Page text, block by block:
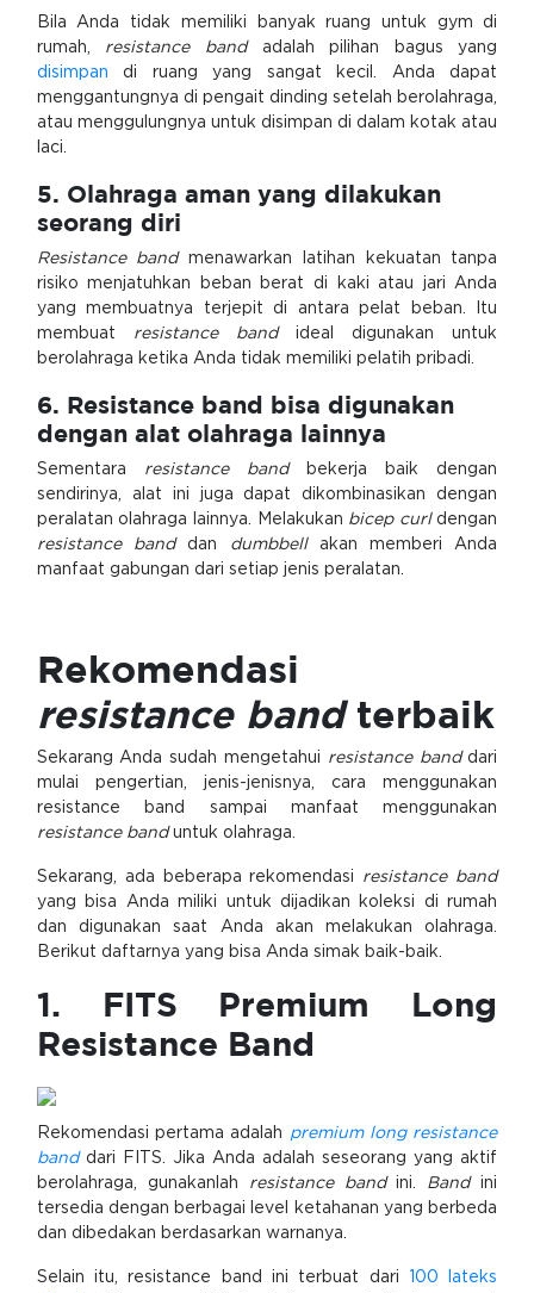
Bila Anda tidak memiliki banyak ruang untuk gym di
rumah, resistance band
adalah pilihan bagus yang
disimpan di ruang yang sangat kecil. Anda dapat
menggantungnya di pengait dinding setelah berolahraga,
atau menggulungnya untuk disimpan di dalam kotak atau
laci.
5. Olahraga aman yang dilakukan
seorang diri
Resistance bandmenawarkan latihan kekuatan tanpa
risiko menjatuhkan beban berat di kaki atau jari Anda
yang membuatnya terjepit di antara pelat beban. Itu
membuat resistance bandideal digunakan untuk
berolahraga ketika Anda tidak memiliki pelatih pribadi.
6. Resistance band bisa digunakan
dengan alat olahraga lainnya
Sementara resistance bandbekerja baik dengan
sendirinya, alat ini juga dapat dikombinasikan dengan
peralatan olahraga lainnya. Melakukan bicep curl dengan
resistance band dan dumbbellakan memberi Anda
manfaat gabungan dari setiap jenis peralatan.
Rekomendasi
resistance bandterbaik
Sekarang Anda sudah mengetahui resistance banddari
mulai pengertian, jenis-jenisnya, cara menggunakan
resistance band sampai manfaat menggunakan
resistance banduntuk olahraga.
Sekarang, ada beberapa rekomendasi resistance band
yang bisa Anda miliki untuk dijadikan koleksi di rumah
dan digunakan saat Anda akan melakukan olahraga.
Berikut daftarnya yang bisa Anda simak baik-baik.
1. FITS Premium Long
Resistance Band
Rekomendasi pertama adalah premium long resistance
banddari FITS. Jika Anda adalah seseorang yang aktif
berolahraga, gunakanlah
resistance bandini. Bandini
tersedia dengan berbagai level ketahanan yang berbeda
dan dibedakan berdasarkan warnanya.
Selain itu, resistance band ini terbuat dari
100 lateks